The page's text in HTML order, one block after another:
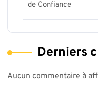
de Confiance
Derniers
Aucun commentaire à